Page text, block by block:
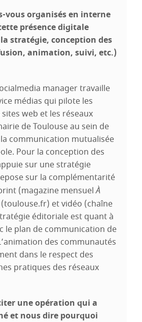
vous organisés en interne
présence digitale
stratégie, conception des
animation, suivi, etc.)
manager travaille
médias qui pilote les
web et les réseaux
de Toulouse au sein de
communication mutualisée
Pour la conception des
sur une stratégie
sur la complémentarité
(magazine mensuelÀ
et vidéo (chaîne
éditoriale est quant à
le plan de communication de
des communautés
dans le respect des
pratiques des réseaux
une opération qui a
et nous dire pourquoi